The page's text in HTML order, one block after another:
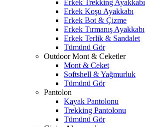
Erkek Trekking Ayakkabı
Erkek Koşu Ayakkabı
Erkek Bot & Çizme
Erkek Tırmanış Ayakkabı
Erkek Terlik & Sandalet
Tümünü Gör
Outdoor Mont & Ceketler
Mont & Ceket
Softshell & Yağmurluk
Tümünü Gör
Pantolon
Kayak Pantolonu
Trekking Pantolonu
Tümünü Gör